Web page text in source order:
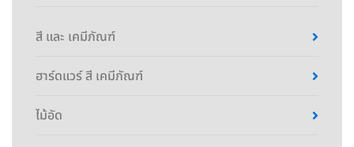
สี และ เคมีภัณฑ์
ฮาร์ดแวร์ สี เคมีภัณฑ์
ไม้อัด